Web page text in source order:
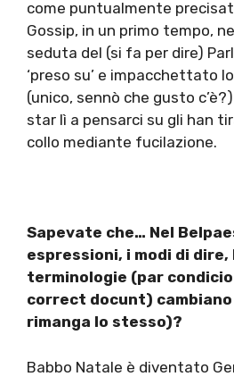
come puntualmente
Gossip, in un primo tempo,
seduta del (si fa per dire)
‘preso su’ e impacchettato
(unico, sennò che gusto
star lì a pensarci su gli han
collo mediante fucilazione.
Sapevate che… Nel
espressioni, i modi di dire,
terminologie (par
correct docunt)
rimanga lo stesso)?
Babbo Natale è diventato